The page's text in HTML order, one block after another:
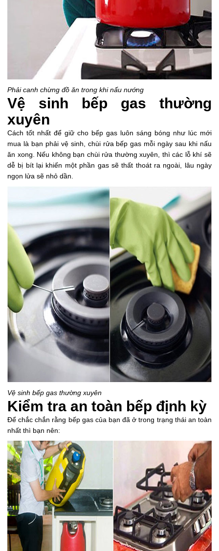
Phải canh chừng đồ ăn trong khi nấu nướng
Vệ sinh bếp gas thường
xuyên
Cách tốt nhất để giữ cho bếp gas luôn sáng bóng như lúc mới
mua là bạn phải vệ sinh, chùi rửa bếp gas mỗi ngày sau khi nấu
ăn xong. Nếu không bạn chùi rửa thường xuyên, thì các lỗ khí sẽ
dễ bị bít lại khiến một phần gas sẽ thất thoát ra ngoài, lâu ngày
ngọn lửa sẽ nhỏ dần.
Vệ sinh bếp gas thường xuyên
Kiểm tra an toàn bếp định kỳ
Để chắc chắn rằng bếp gas của bạn đã ở trong trạng thái an toàn
nhất thì bạn nên: